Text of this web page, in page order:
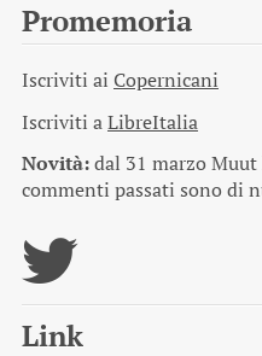
Promemoria
Iscriviti ai Copernicani
Iscriviti aLibreItalia
Novità:dal 31 marzo Muut
commenti passati sono di
Link